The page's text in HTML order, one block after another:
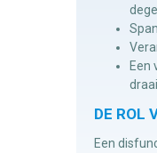
Een
DE ROL
Een